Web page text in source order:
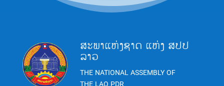
ສະພາແຫ່ງຊາດ ແຫ່ງ ສປປ
ລາວ
THE NATIONAL ASSEMBLY OF